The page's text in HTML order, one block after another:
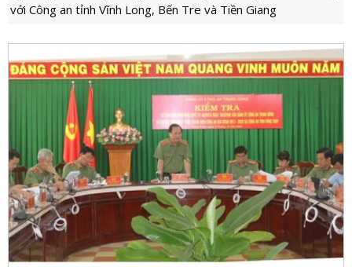
với Công an tỉnh Vĩnh Long, Bến Tre và Tiền Giang